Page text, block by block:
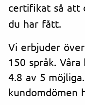
certifikat så att
du har fått.
Vi erbjuder
150 språk.
4.8 av 5
kundomdömen